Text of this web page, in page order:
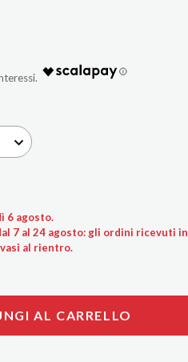
6 agosto.
7 al 24 agosto: gli ordini ricevuti in
al rientro.
AL CARRELLO